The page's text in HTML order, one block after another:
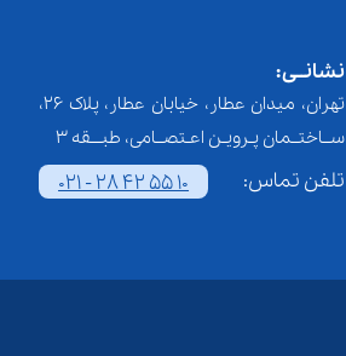
نشانــی:
تهران، میدان عطار، خیابان عطار، پلاک 26،
ســاختــمان پـرویـن اعـتصــامی، طبـــقه 3
تلفن تماس: 021 - 28 42 55 10